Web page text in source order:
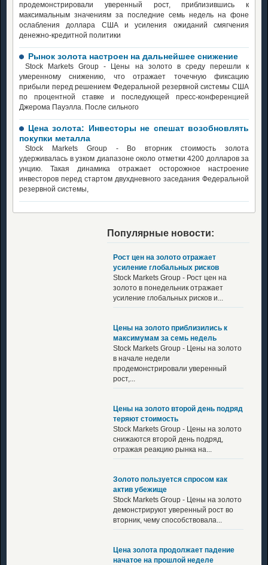
продемонстрировали уверенный рост, приблизившись к
максимальным значениям за последние семь недель на фоне
ослабления доллара США и усиления ожиданий смягчения
денежно-кредитной политики
Рынок золота настроен на дальнейшее снижение
Stock Markets Group - Цены на золото в среду перешли к
умеренному снижению, что отражает точечную фиксацию
прибыли перед решением Федеральной резервной системы США
по процентной ставке и последующей пресс-конференцией
Джерома Пауэлла. После сильного
Цена золота: Инвесторы не спешат возобновлять
покупки металла
Stock Markets Group - Во вторник стоимость золота
удерживалась в узком диапазоне около отметки 4200 долларов за
унцию. Такая динамика отражает осторожное настроение
инвесторов перед стартом двухдневного заседания Федеральной
резервной системы,
Популярные новости:
Рост цен на золото отражает
усиление глобальных рисков
Stock Markets Group - Рост цен на
золото в понедельник отражает
усиление глобальных рисков и...
Цены на золото приблизились к
максимумам за семь недель
Stock Markets Group - Цены на золото
в начале недели
продемонстрировали уверенный
рост,...
Цены на золото второй день подряд
теряют стоимость
Stock Markets Group - Цены на золото
снижаются второй день подряд,
отражая реакцию рынка на...
Золото пользуется спросом как
актив убежище
Stock Markets Group - Цены на золото
демонстрируют уверенный рост во
вторник, чему способствовала...
Цена золота продолжает падение
начатое на прошлой неделе